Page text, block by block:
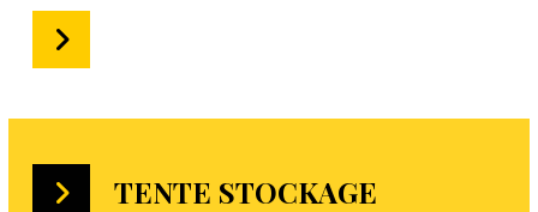
TENTE STOCKAGE